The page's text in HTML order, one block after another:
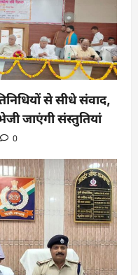
से सीधे संवाद,
जाएंगी संस्तुतियां
0